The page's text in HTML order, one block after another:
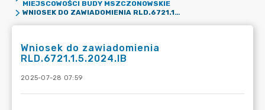
MIEJSCOWOŚCI BUDY MSZCZONOWSKIE
WNIOSEK DO ZAWIADOMIENIA RLD.6721.1.5.2024.IB
Wniosek do zawiadomienia
RLD.6721.1.5.2024.IB
2025-07-28 07:59